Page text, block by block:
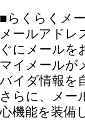
■らくらくメ
メールアドレ
ぐにメールを
マイメールが
バイダ情報を
さらに、メー
心機能を装備